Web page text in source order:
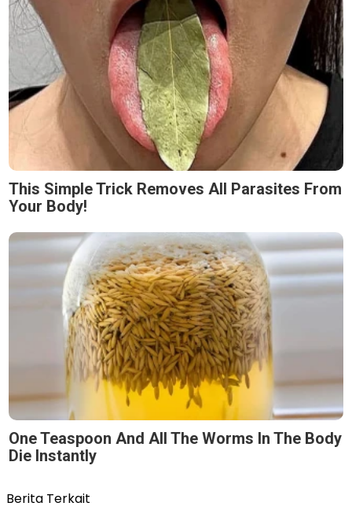
This Simple Trick Removes All Parasites From
Your Body!
One Teaspoon And All The Worms In The Body
Die Instantly
Berita Terkait